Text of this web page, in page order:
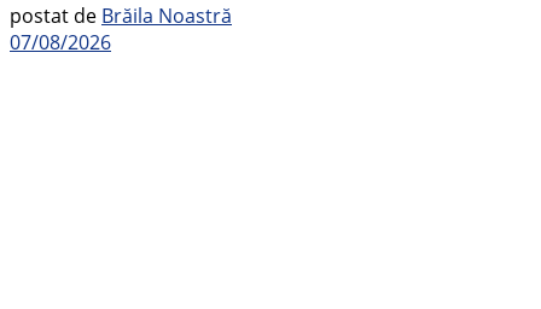
postat de Brăila Noastră
07/08/2026